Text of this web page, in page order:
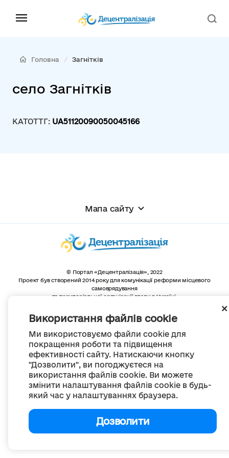
Використання файлів cookie
Ми використовуємо файли cookie для
покращення роботи та підвищення
ефективності сайту. Натискаючи кнопку
"Дозволити", ви погоджуєтеся на
використання файлів cookie. Ви можете
змінити налаштування файлів cookie в будь-
який час у налаштуваннях браузера.
Дозволити
Головна Загнітків
село Загнітків
КАТОТТГ: UA51120090050045166
Мапа сайту
© Портал «Децентралізація», 2022
Проект був створений 2014 року для комунікації реформи місцевого
самоврядування
та територіальної організації влади в Україні.
Весь контент доступний за ліцензією
Creative Commons Attribution 4.0 International license,
якщо не зазначено інше